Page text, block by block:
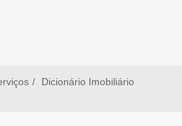
Dicionário Imobiliário